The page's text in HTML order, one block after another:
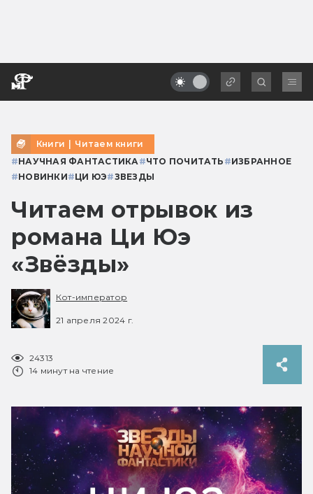
Книги | Читаем книги
#НАУЧНАЯ ФАНТАСТИКА #ЧТО ПОЧИТАТЬ #ИЗБРАННОЕ
#НОВИНКИ#ЦИ ЮЭ#ЗВЕЗДЫ
Читаем отрывок из
романа Ци Юэ
«Звёзды»
Кот-император
21 апреля 2024 г.
24313
14 минут на чтение